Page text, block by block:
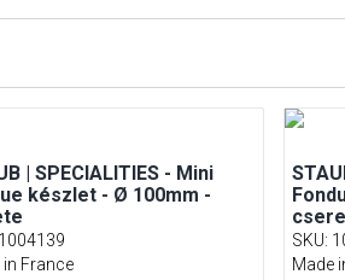
| SPECIALITIES - Mini
készlet - Ø 100mm -
1004139
in France
SKU:
Made